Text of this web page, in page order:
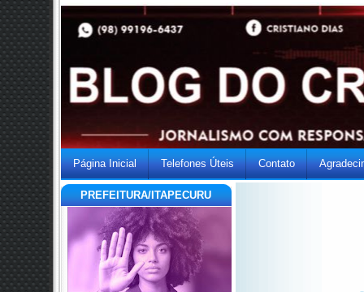
Página Inicial Telefones Úteis Contato
PREFEITURA/ITAPECURU